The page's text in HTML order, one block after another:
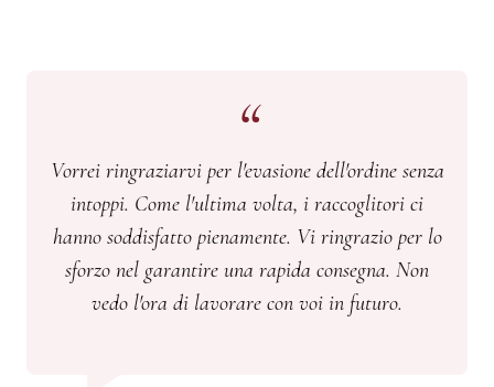
Vorrei ringraziarvi per l'evasione dell'ordine senza
intoppi. Come l'ultima volta, i raccoglitori ci
hanno soddisfatto pienamente. Vi ringrazio per lo
sforzo nel garantire una rapida consegna. Non
vedo l'ora di lavorare con voi in futuro.